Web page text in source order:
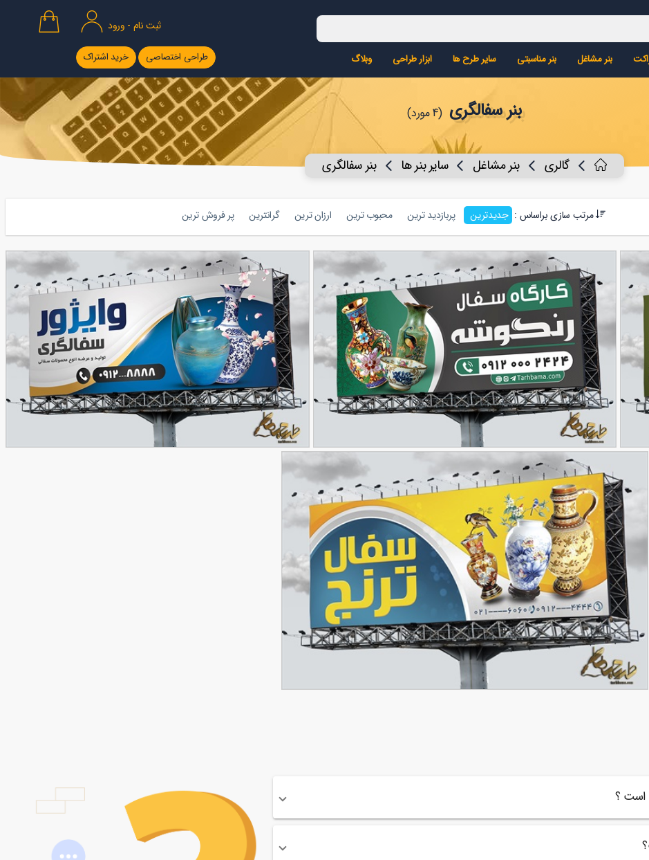
ثبت نام - ورود
بنر مشاغل بنر مناسبتی سایر طرح ها ابزار طراحی وبلاگ طراحی اختصاصی خرید اشتراک
بنر سفالگری (4 مورد)
گالری بنر مشاغل سایر بنر ها بنر سفالگری
مرتب سازی براساس : جدیدترین پربازدید ترین محبوب ترین ارزان ترین گرانترین پر فروش ترین
بنر سفالگری تومان
90,000
37
نمونه طرح بنر سفالگری
57
است ؟